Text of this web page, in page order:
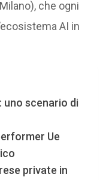
che ogni
AI in
uno scenario di
Ue
private in